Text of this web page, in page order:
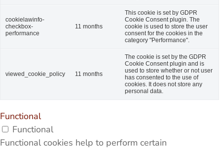
cookielawinfo-
checkbox-
performance
11 months
This cookie is set by GDPR
Cookie Consent plugin. The
cookie is used to store the user
consent for the cookies in the
category "Performance".
viewed_cookie_policy 11 months
The cookie is set by the GDPR
Cookie Consent plugin and is
used to store whether or not user
has consented to the use of
cookies. It does not store any
personal data.
Functional
Functional
Functional cookies help to perform certain